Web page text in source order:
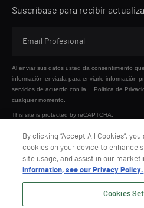
Suscríbase para recibir
Al enviar sus datos usted da consentimiento
información enviada para enviarle información
servicios de acuerdo con la
Política de
cualquier momento.
This site is protected by reCAPTCHA.
By clicking “Accept All Cookies”,
cookies on your device to enhance
site usage, and assist in our
information, see our Privacy Policy.
Cookies